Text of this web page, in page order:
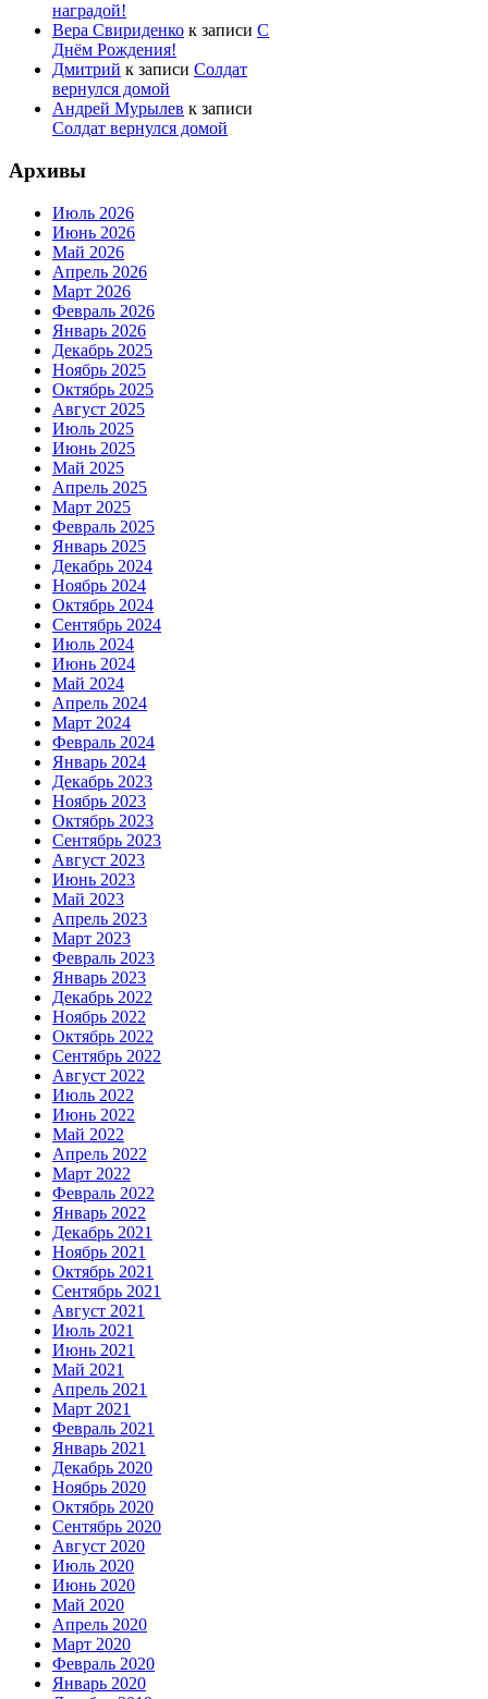
наградой!
Вера Свириденко к записи С
Днём Рождения!
Дмитрий к записи Солдат
вернулся домой
Андрей Мурылев к записи
Солдат вернулся домой
Архивы
Июль 2026
Июнь 2026
Май 2026
Апрель 2026
Март 2026
Февраль 2026
Январь 2026
Декабрь 2025
Ноябрь 2025
Октябрь 2025
Август 2025
Июль 2025
Июнь 2025
Май 2025
Апрель 2025
Март 2025
Февраль 2025
Январь 2025
Декабрь 2024
Ноябрь 2024
Октябрь 2024
Сентябрь 2024
Июль 2024
Июнь 2024
Май 2024
Апрель 2024
Март 2024
Февраль 2024
Январь 2024
Декабрь 2023
Ноябрь 2023
Октябрь 2023
Сентябрь 2023
Август 2023
Июнь 2023
Май 2023
Апрель 2023
Март 2023
Февраль 2023
Январь 2023
Декабрь 2022
Ноябрь 2022
Октябрь 2022
Сентябрь 2022
Август 2022
Июль 2022
Июнь 2022
Май 2022
Апрель 2022
Март 2022
Февраль 2022
Январь 2022
Декабрь 2021
Ноябрь 2021
Октябрь 2021
Сентябрь 2021
Август 2021
Июль 2021
Июнь 2021
Май 2021
Апрель 2021
Март 2021
Февраль 2021
Январь 2021
Декабрь 2020
Ноябрь 2020
Октябрь 2020
Сентябрь 2020
Август 2020
Июль 2020
Июнь 2020
Май 2020
Апрель 2020
Март 2020
Февраль 2020
Январь 2020